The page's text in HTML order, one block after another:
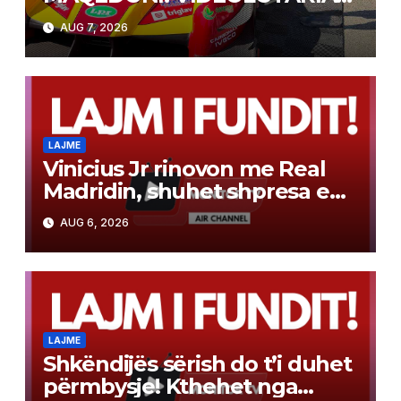
KASINOS AUSTRIA PAGOI MBI
2 MILIONË EURO PËR FITIME
NË FITIME XHEKPOT VLT
AUG 7, 2026
LAJME
Vinicius Jr rinovon me Real
Madridin, shuhet shpresa e
Arsenalit për transferimin e
brazilianit
AUG 6, 2026
LAJME
Shkëndijës sërish do t’i duhet
përmbysje! Kthehet nga